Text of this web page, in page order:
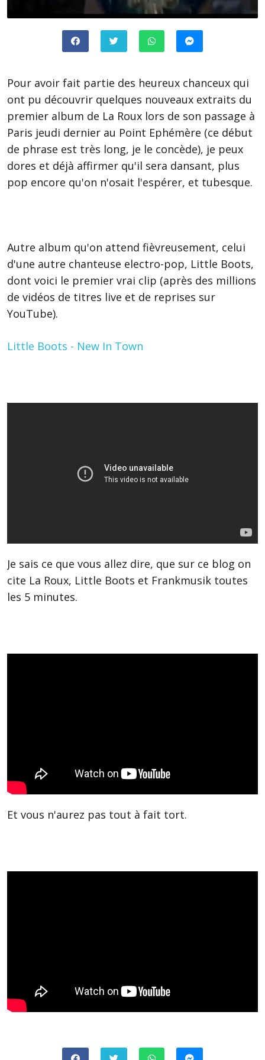
Pour avoir fait partie des heureux chanceux qui
ont pu découvrir quelques nouveaux extraits du
premier album de La Roux lors de son passage à
Paris jeudi dernier au Point Ephémère (ce début
de phrase est très long, je le concède), je peux
dores et déjà affirmer qu'il sera dansant, plus
pop encore qu'on n'osait l'espérer, et tubesque.
Autre album qu'on attend fièvreusement, celui
d'une autre chanteuse electro-pop, Little Boots,
dont voici le premier vrai clip (après des millions
de vidéos de titres live et de reprises sur
YouTube).
Little Boots - New In Town
Je sais ce que vous allez dire, que sur ce blog on
cite La Roux, Little Boots et Frankmusik toutes
les 5 minutes.
Et vous n'aurez pas tout à fait tort.